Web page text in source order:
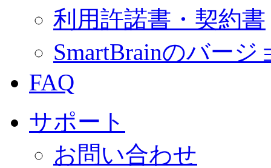
利用許諾書・契約書
SmartBrainのバー
FAQ
サポート
お問い合わせ